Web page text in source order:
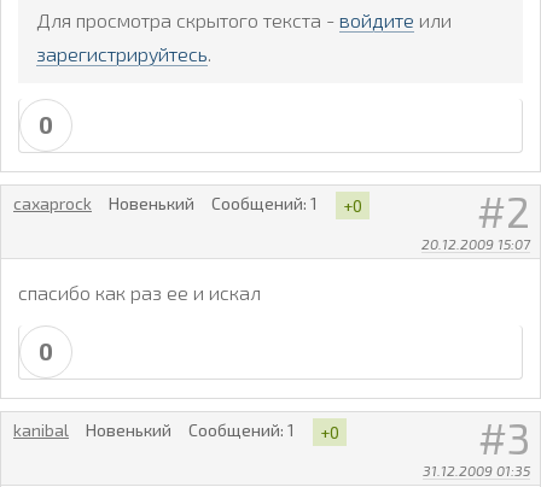
Для просмотра скрытого текста - войдите или
зарегистрируйтесь.
0
2
20.12.2009 15:07
caxaprock Новенький Сообщений: 1 +0
спасибо как раз ее и искал
0
3
31.12.2009 01:35
kanibal Новенький Сообщений: 1 +0